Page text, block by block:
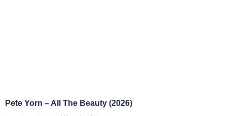
Pete Yorn – All The Beauty (2026)